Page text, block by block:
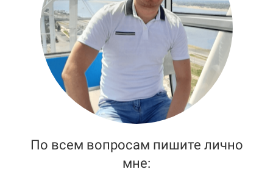
По всем вопросам пишите лично
мне: